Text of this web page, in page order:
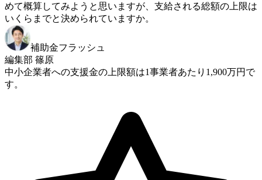
めて概算してみようと思いますが、支給される総額の上限は
いくらまでと決められていますか。
補助金フラッシュ
編集部 篠原
中小企業者への支援金の上限額は1事業者あたり1,900万円で
す。